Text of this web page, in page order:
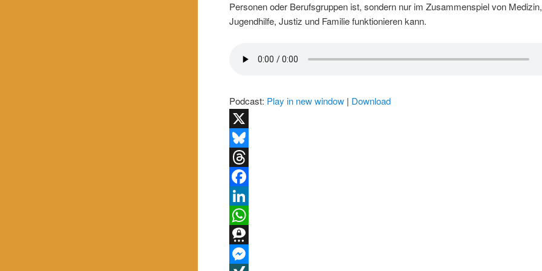
Personen oder Berufsgruppen ist, sondern nur im Zusammenspiel von Medizin,
Jugendhilfe, Justiz und Familie funktionieren kann.
Podcast: Play in new window | Download
X
Bluesky
Threads
Facebook
LinkedIn
WhatsApp
Threema